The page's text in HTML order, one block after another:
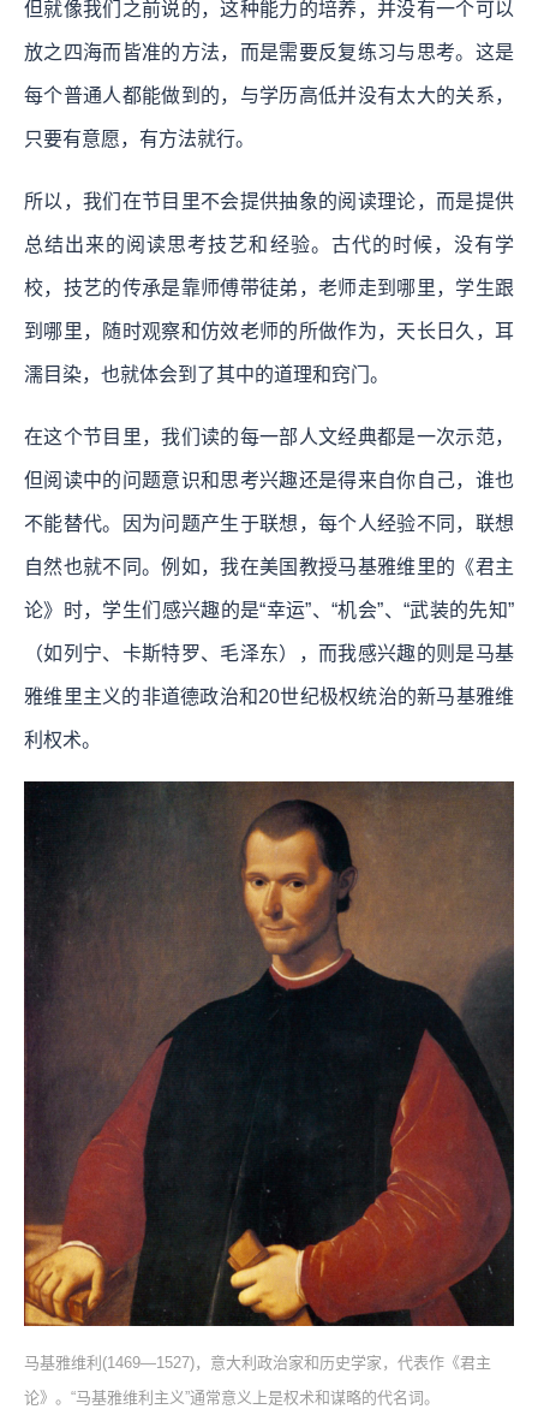
但就像我们之前说的，这种能力的培养，并没有一个可以
放之四海而皆准的方法，而是需要反复练习与思考。这是
每个普通人都能做到的，与学历高低并没有太大的关系，
只要有意愿，有方法就行。
所以，我们在节目里不会提供抽象的阅读理论，而是提供
总结出来的阅读思考技艺和经验。古代的时候，没有学
校，技艺的传承是靠师傅带徒弟，老师走到哪里，学生跟
到哪里，随时观察和仿效老师的所做作为，天长日久，耳
濡目染，也就体会到了其中的道理和窍门。
在这个节目里，我们读的每一部人文经典都是一次示范，
但阅读中的问题意识和思考兴趣还是得来自你自己，谁也
不能替代。因为问题产生于联想，每个人经验不同，联想
自然也就不同。例如，我在美国教授马基雅维里的《君主
论》时，学生们感兴趣的是“幸运”、“机会”、“武装的先知”
（如列宁、卡斯特罗、毛泽东），而我感兴趣的则是马基
雅维里主义的非道德政治和20世纪极权统治的新马基雅维
利权术。
马基雅维利(1469—1527)，意大利政治家和历史学家，代表作《君主
论》。“马基雅维利主义”通常意义上是权术和谋略的代名词。